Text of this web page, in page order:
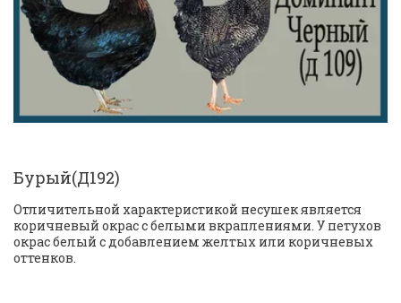
Бурый(Д192)
Отличительной характеристикой несушек является
коричневый окрас с белыми вкраплениями. У петухов
окрас белый с добавлением желтых или коричневых
оттенков.